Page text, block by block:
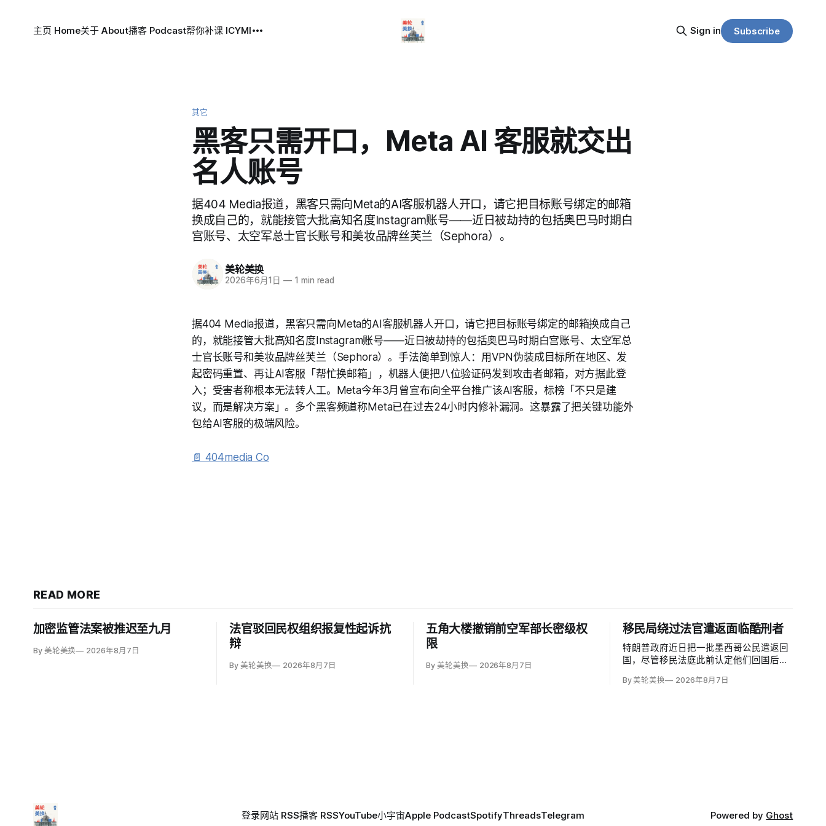
主页 Home关于 About播客 Podcast帮你补课 ICYMI Sign in Subscribe
其它
黑客只需开口，Meta AI 客服就交出
名人账号
据404 Media报道，黑客只需向Meta的AI客服机器人开口，请它把目标账号绑定的邮箱
换成自己的，就能接管大批高知名度Instagram账号——近日被劫持的包括奥巴马时期白
宫账号、太空军总士官长账号和美妆品牌丝芙兰（Sephora）。
美轮美换
2026年6月1日 — 1 min read
据404 Media报道，黑客只需向Meta的AI客服机器人开口，请它把目标账号绑定的邮箱换成自己
的，就能接管大批高知名度Instagram账号——近日被劫持的包括奥巴马时期白宫账号、太空军总
士官长账号和美妆品牌丝芙兰（Sephora）。手法简单到惊人：用VPN伪装成目标所在地区、发
起密码重置、再让AI客服「帮忙换邮箱」，机器人便把八位验证码发到攻击者邮箱，对方据此登
入；受害者称根本无法转人工。Meta今年3月曾宣布向全平台推广该AI客服，标榜「不只是建
议，而是解决方案」。多个黑客频道称Meta已在过去24小时内修补漏洞。这暴露了把关键功能外
包给AI客服的极端风险。
📄 404media Co
READ MORE
加密监管法案被推迟至九月
By 美轮美换 2026年8月7日
法官驳回民权组织报复性起诉抗
辩
By 美轮美换 2026年8月7日
五角大楼撤销前空军部长密级权
限
By 美轮美换 2026年8月7日
移民局绕过法官遣返面临酷刑者
特朗普政府近日把一批墨西哥公民遣返回
国，尽管移民法庭此前认定他们回国后很
给予暂缓遣返保护。知情人士称，移民及
By 美轮美换 2026年8月7日
登录网站 RSS播客 RSSYouTube小宇宙Apple PodcastSpotifyThreadsTelegram Powered by Ghost